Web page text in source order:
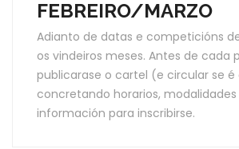
FEBREIRO/MARZO
Adianto de datas e competicións
os vindeiros meses. Antes de cada
publicarase o cartel (e circular se é
concretando horarios,
información para inscribirse.